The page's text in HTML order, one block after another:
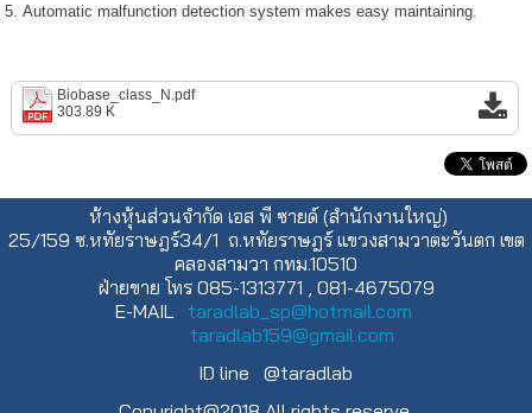
5. Automatic malfunction detection system makes easy maintaining.
Biobase_class_N.pdf
303.89 K
ห้างหุ้นส่วนจำกัด เอส พี ซายด์ (สำนักงานใหญ่)
25/159 ซ.หทัยราษฎร์34/1 ถ.หทัยราษฎร์ แขวงสามวาตะวันตก เขต
คลองสามวา กทม.10510
ฝ่ายขาย โทร 085-1313771 , 081-4675079
E-MAIL taradlab_sp@hotmail.com
taradlab159@gmail.com
ID line @taradlab